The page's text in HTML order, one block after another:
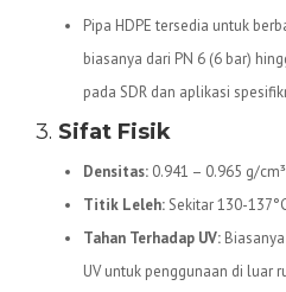
Pipa HDPE tersedia untuk
biasanya dari PN 6 (6 bar)
pada SDR dan aplikasi
3. Sifat Fisik
Densitas: 0.941 – 0.965 g/
Titik Leleh:Sekitar 130-
Tahan Terhadap UV:
UV untuk penggunaan di luar